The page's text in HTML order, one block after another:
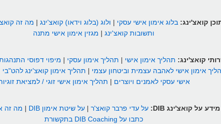
קואצ'ינג: בלוג אימון אישי עסקי | ולוג (בלוג וידאו) קואצ'ינג | מה זה
ותשובות קואצ'ינג | מגזין אימון אישי מתנה
קואצ'ינג: תהליך אימון אישי | תהליך אימון עסקי | מיפוי דפוסי
אימון אישי לאהבה עצמית וביטחון עצמי | תהליך אימון קואצ'ינג להט"בי
אישי עסקי לאמנים ויוצרים | תהליך אימון אישי זוגי / למציאת
מידע על קואצ'ינג DIB: על עדי פרבר קואצ'ר |על שיטת אימון DIB | מה זה
כתבו על DIB Coaching בתקשורת